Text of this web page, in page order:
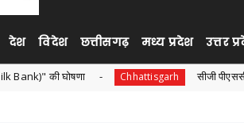
देश विदेश छत्तीसगढ़ मध्य प्रदेश उत्तर
Chhattisgarh सीजी पीएससी द्वारा एस आई भर्ती